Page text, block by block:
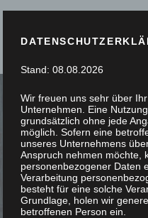
SIE
Stand: 08.08.2026
Wir freuen uns sehr über
Unternehmen. Eine
grundsätzlich ohne jede
möglich. Sofern eine
unseres Unternehmens
Anspruch nehmen möchte,
personenbezogener Daten
Verarbeitung
besteht für eine solche
Grundlage, holen wir
betroffenen Person ein.